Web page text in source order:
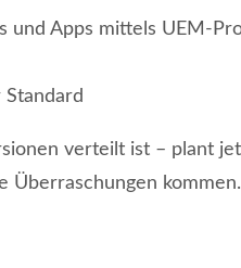
Apps mittels UEM-
verteilt ist – plant
Überraschungen kommen.